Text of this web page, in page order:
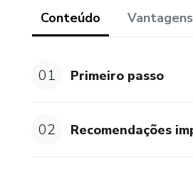
Conteúdo Vantagens
01 Primeiro passo
02 Recomendações